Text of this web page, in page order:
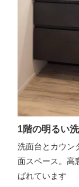
1階の明るい
洗面台とカウン
面スペース。高
ばれています